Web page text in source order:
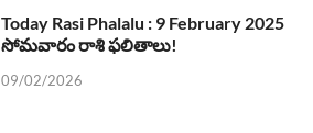
Today Rasi Phalalu : 9 February 2025
సోమవారం రాశి ఫలితాలు!
09/02/2026